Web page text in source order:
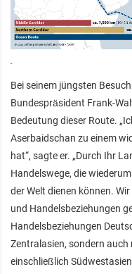
Bei seinem jüngsten
Bundespräsident Frank-
Bedeutung dieser Route.
Aserbaidschan zu einem
hat“, sagte er. „Durch Ihr
Handelswege, die
der Welt dienen können.
und Handelsbeziehungen
Handelsbeziehungen
Zentralasien, sondern auch
einschließlich